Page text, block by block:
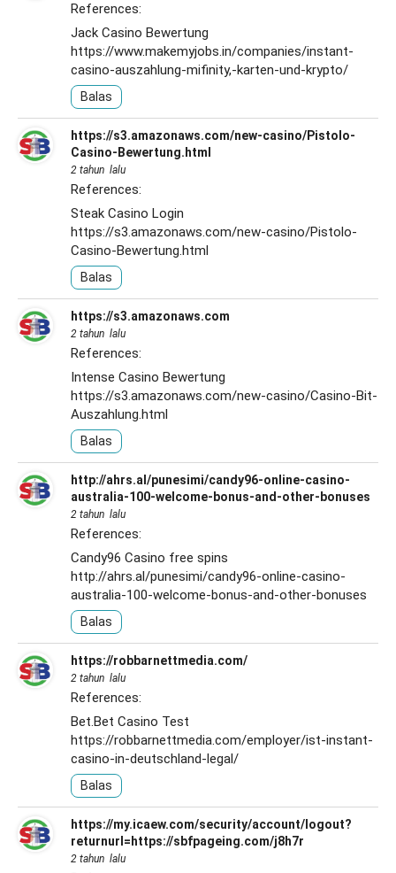
References:
Jack Casino Bewertung
https://www.makemyjobs.in/companies/instant-
casino-auszahlung-mifinity,-karten-und-krypto/
Balas
https://s3.amazonaws.com/new-casino/Pistolo-
Casino-Bewertung.html
2 tahun lalu
References:
Steak Casino Login
https://s3.amazonaws.com/new-casino/Pistolo-
Casino-Bewertung.html
Balas
https://s3.amazonaws.com
2 tahun lalu
References:
Intense Casino Bewertung
https://s3.amazonaws.com/new-casino/Casino-Bit-
Auszahlung.html
Balas
http://ahrs.al/punesimi/candy96-online-casino-
australia-100-welcome-bonus-and-other-bonuses
2 tahun lalu
References:
Candy96 Casino free spins
http://ahrs.al/punesimi/candy96-online-casino-
australia-100-welcome-bonus-and-other-bonuses
Balas
https://robbarnettmedia.com/
2 tahun lalu
References:
Bet.Bet Casino Test
https://robbarnettmedia.com/employer/ist-instant-
casino-in-deutschland-legal/
Balas
https://my.icaew.com/security/account/logout?
returnurl=https://sbfpageing.com/j8h7r
2 tahun lalu